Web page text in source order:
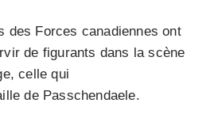
des Forces canadiennes ont
de figurants dans la scène
celle qui
de Passchendaele.